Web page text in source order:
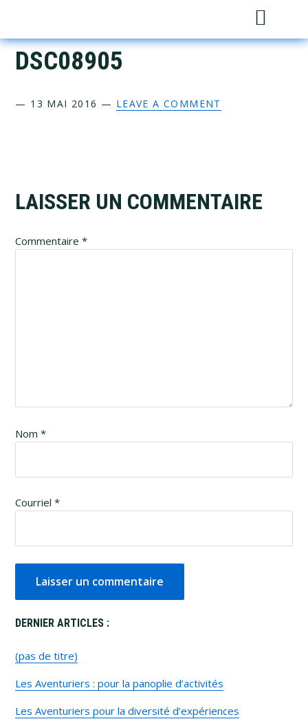
primary
navigation
main
content
primary
sidebar
footer
DSC08905
— 13 MAI 2016 — LEAVE A COMMENT
Reader
Interactions
LAISSER UN COMMENTAIRE
Commentaire*
Nom*
Courriel*
Primary
Sidebar
DERNIER ARTICLES :
(pas de titre)
Les Aventuriers : pour la panoplie d’activités
Les Aventuriers pour la diversité d’expériences